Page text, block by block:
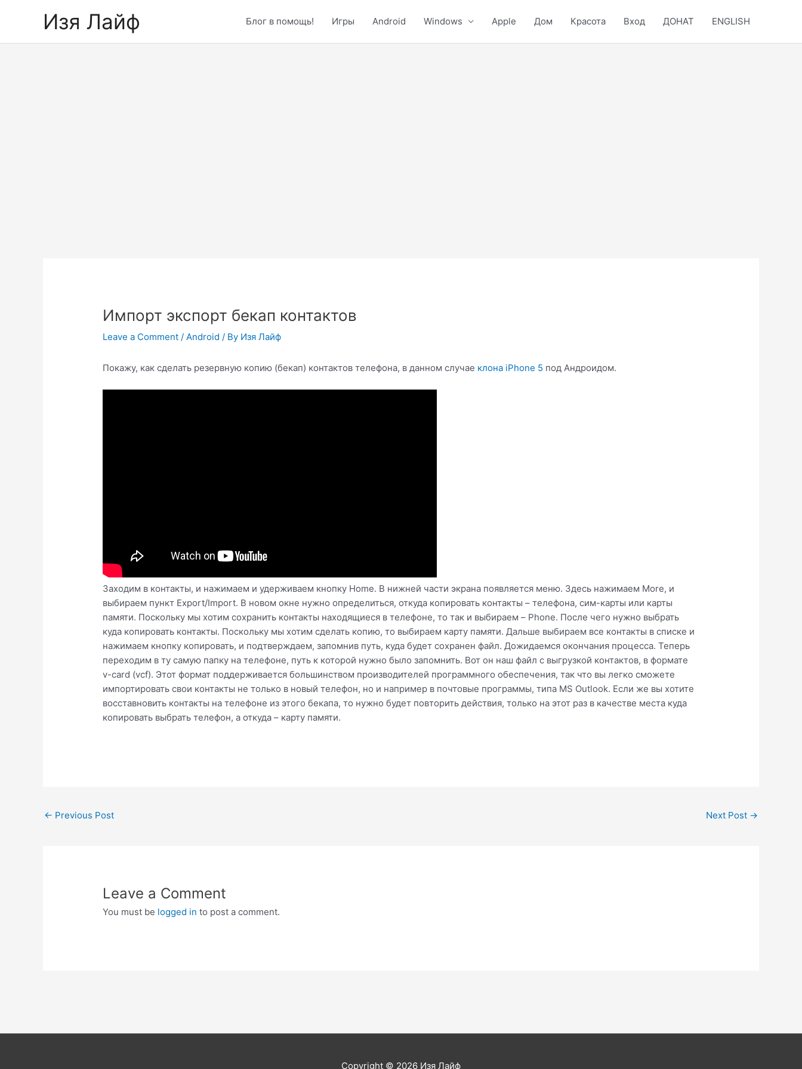
Изя Лайф Блог в помощь! Игры Android Windows Apple Дом Красота Вход ДОНАТ ENGLISH
Импорт экспорт бекап контактов
Leave a Comment /Android / By Изя Лайф
Покажу, как сделать резервную копию (бекап) контактов телефона, в данном случае клона iPhone 5 под Андроидом.
Заходим в контакты, и нажимаем и удерживаем кнопку Home. В нижней части экрана появляется меню. Здесь нажимаем More, и
выбираем пункт Export/Import. В новом окне нужно определиться, откуда копировать контакты – телефона, сим-карты или карты
памяти. Поскольку мы хотим сохранить контакты находящиеся в телефоне, то так и выбираем – Phone. После чего нужно выбрать
куда копировать контакты. Поскольку мы хотим сделать копию, то выбираем карту памяти. Дальше выбираем все контакты в списке и
нажимаем кнопку копировать, и подтверждаем, запомнив путь, куда будет сохранен файл. Дожидаемся окончания процесса. Теперь
переходим в ту самую папку на телефоне, путь к которой нужно было запомнить. Вот он наш файл с выгрузкой контактов, в формате
v-card (vcf). Этот формат поддерживается большинством производителей программного обеспечения, так что вы легко сможете
импортировать свои контакты не только в новый телефон, но и например в почтовые программы, типа MS Outlook. Если же вы хотите
восставновить контакты на телефоне из этого бекапа, то нужно будет повторить действия, только на этот раз в качестве места куда
копировать выбрать телефон, а откуда – карту памяти.
Post
← Previous Post Next Post →
Leave a Comment
You must be logged in to post a comment.
Copyright © 2026 Изя Лайф